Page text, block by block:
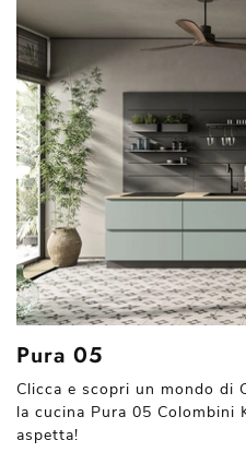
Pura 05
Clicca e scopri un mondo di
la cucina Pura 05
aspetta!